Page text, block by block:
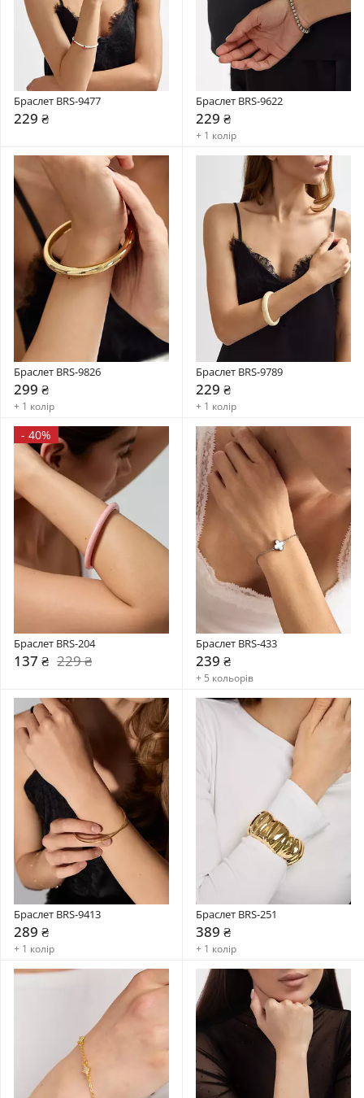
Браслет BRS-9477
229 ₴
Браслет BRS-9622
229 ₴
+ 1 колір
Браслет BRS-9826
299 ₴
+ 1 колір
Браслет BRS-9789
229 ₴
+ 1 колір
- 40%
Браслет BRS-204
137 ₴ 229 ₴
Браслет BRS-433
239 ₴
+ 5 кольорів
Браслет BRS-9413
289 ₴
+ 1 колір
Браслет BRS-251
389 ₴
+ 1 колір